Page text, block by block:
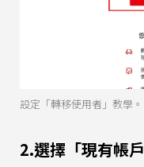
設定「轉移使用者」教學
2.選擇「現有帳